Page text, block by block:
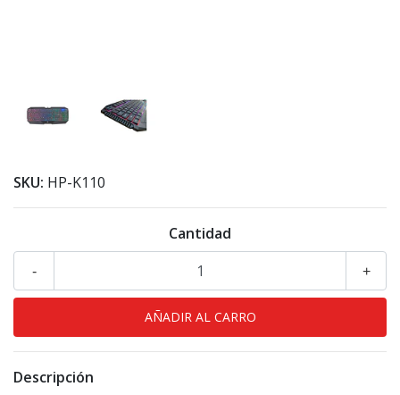
SKU: HP-K110
Cantidad
+
-
Descripción